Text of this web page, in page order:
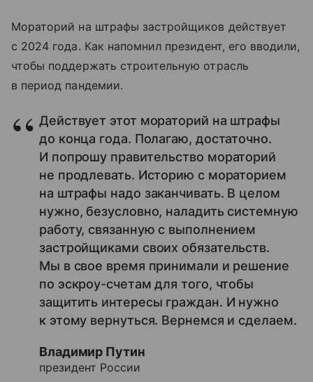
Мораторий на штрафы застройщиков действует
с 2024 года. Как напомнил президент, его вводили,
чтобы поддержать строительную отрасль
в период пандемии.
Действует этот мораторий на штрафы
до конца года. Полагаю, достаточно.
И попрошу правительство мораторий
не продлевать. Историю с мораторием
на штрафы надо заканчивать. В целом
нужно, безусловно, наладить системную
работу, связанную с выполнением
застройщиками своих обязательств.
Мы в свое время принимали и решение
по эскроу-счетам для того, чтобы
защитить интересы граждан. И нужно
к этому вернуться. Вернемся и сделаем.
Владимир Путин
президент России